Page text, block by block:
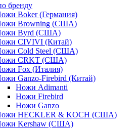
бренду
Boker (Германия)
Browning (США)
Byrd (США)
CIVIVI (Китай)
Cold Steel (США)
CRKT (США)
Fox (Италия)
Ganzo-Firebird (Китай)
Ножи Adimanti
Ножи Firebird
Ножи Ganzo
HECKLER & KOCH (США)
Kershaw (США)